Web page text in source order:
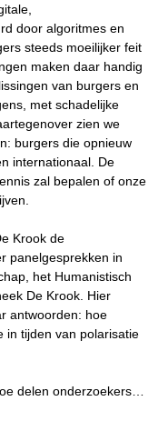
door algoritmes en
steeds moeilijker feit
maken daar handig
van burgers en
met schadelijke
zien we
burgers die opnieuw
internationaal. De
zal bepalen of onze
Krook de
panelgesprekken in
het Humanistisch
De Krook. Hier
antwoorden: hoe
in tijden van polarisatie
delen onderzoekers…